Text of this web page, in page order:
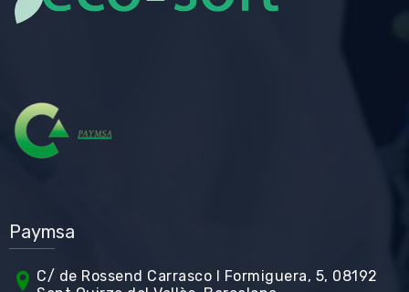
Paymsa
C/ de Rossend Carrasco I Formiguera, 5, 08192